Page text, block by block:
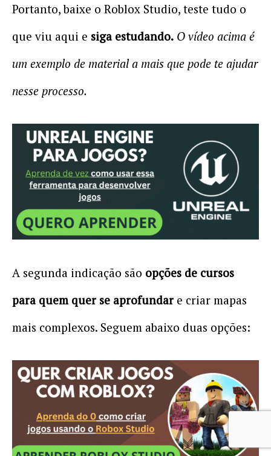
Portanto, baixe o Roblox Studio, teste tudo o
que viu aqui e siga estudando. O vídeo acima é
um exemplo de material a mais que pode te ajudar
nesse processo.
A segunda indicação são opções de cursos
para quem quer se aprofundare criar mapas
mais complexos. Seguem abaixo duas opções: